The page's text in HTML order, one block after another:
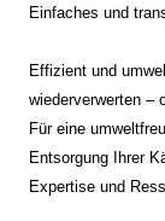
Einfaches und
Effizient und
wiederverwerten –
Für eine
Entsorgung Ihrer
Expertise und